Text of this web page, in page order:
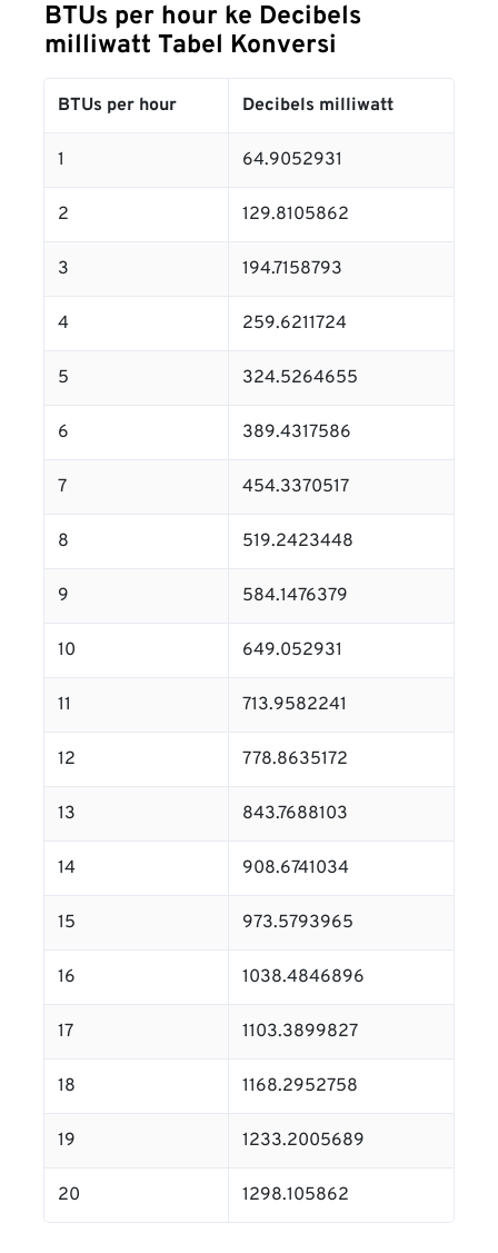
BTUs per hour ke Decibels
milliwatt Tabel Konversi
BTUs per hour Decibels milliwatt
1 64.9052931
2 129.8105862
3 194.7158793
4 259.6211724
5 324.5264655
6 389.4317586
7 454.3370517
8 519.2423448
9 584.1476379
10 649.052931
11 713.9582241
12 778.8635172
13 843.7688103
14 908.6741034
15 973.5793965
16 1038.4846896
17 1103.3899827
18 1168.2952758
19 1233.2005689
20 1298.105862